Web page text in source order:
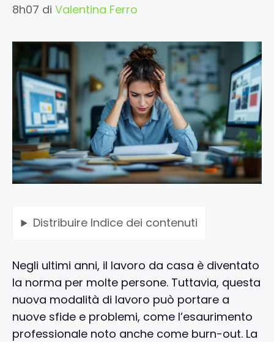
8h07 di Valentina Ferro
Distribuire Indice dei contenuti
Negli ultimi anni, il lavoro da casa è diventato
la norma per molte persone. Tuttavia, questa
nuova modalità di lavoro può portare a
nuove sfide e problemi, come l’esaurimento
professionale noto anche come burn-out. La